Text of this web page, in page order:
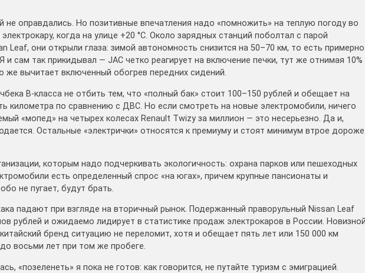
не оправдались. Но позитивные впечатления надо «помножить» на теплую погоду во
когда на улице +20 °C. Около зарядных станций поболтал с парой
Leaf, они открыли глаза: зимой автономность снизится на 50–70 км, то есть примерно
и сам так прикидывал — JAC четко реагирует на включение печки, тут же отнимая 10%
же вычитает включенный обогрев передних сидений.
В‑класса не отбить тем, что «полный бак» стоит 100–150 рублей и обещает на
километра по сравнению с ДВС. Но если смотреть на новые электромобили, ничего
«мопед» на четырех колесах Renault Twizy за миллион — это несерьезно. Да и,
Остальные «электрички» относятся к премиуму и стоят минимум втрое дороже
которым надо подчеркивать экологичность: охрана парков или пешеходных
есть определенный спрос «на югах», причем крупные пансионаты и
не пугает, будут брать.
падают при взгляде на вторичный рынок. Подержанный праворульный Nissan Leaf
рублей и ожидаемо лидирует в статистике продаж электрокаров в России.
бренд ситуацию не переломит, хотя и обещает пять лет или 150 000 км
восьми лет при том же пробеге.
«позеленеть» я пока не готов: как говорится, не путайте туризм с эмиграцией.